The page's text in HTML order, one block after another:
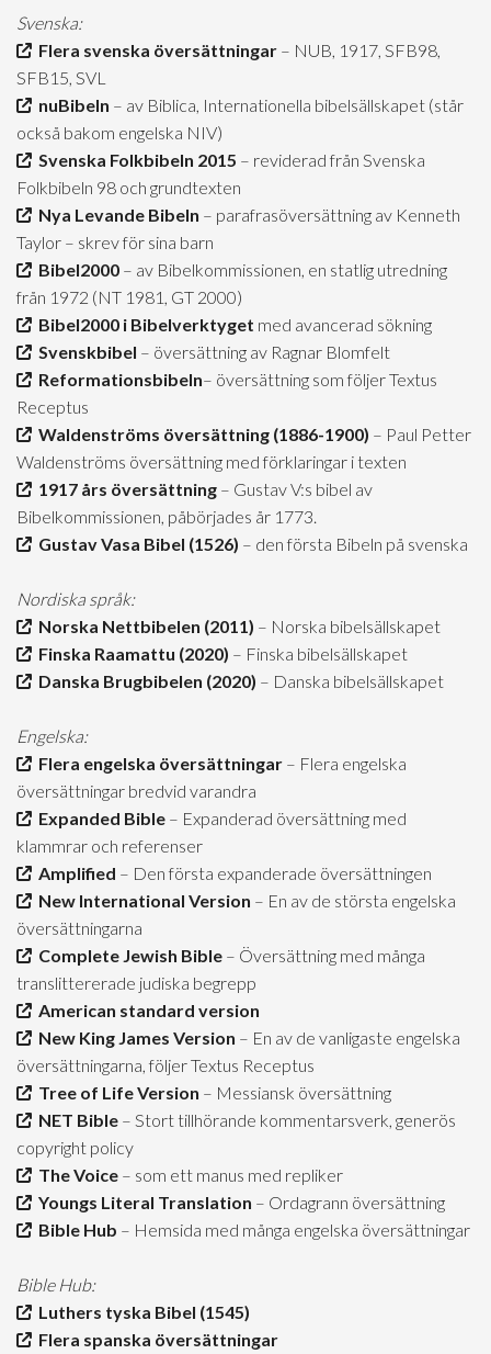
Svenska:
Flera svenska översättningar – NUB, 1917, SFB98,
SFB15, SVL
nuBibeln – av Biblica, Internationella bibelsällskapet (står
också bakom engelska NIV)
Svenska Folkbibeln 2015 – reviderad från Svenska
Folkbibeln 98 och grundtexten
Nya Levande Bibeln – parafrasöversättning av Kenneth
Taylor – skrev för sina barn
Bibel2000 – av Bibelkommissionen, en statlig utredning
från 1972 (NT 1981, GT 2000)
Bibel2000 i Bibelverktyget med avancerad sökning
Svenskbibel – översättning av Ragnar Blomfelt
Reformationsbibeln– översättning som följer Textus
Receptus
Waldenströms översättning (1886-1900) – Paul Petter
Waldenströms översättning med förklaringar i texten
1917 års översättning – Gustav V:s bibel av
Bibelkommissionen, påbörjades år 1773.
Gustav Vasa Bibel (1526) – den första Bibeln på svenska
Nordiska språk:
Norska Nettbibelen (2011) – Norska bibelsällskapet
Finska Raamattu (2020) – Finska bibelsällskapet
Danska Brugbibelen (2020) – Danska bibelsällskapet
Engelska:
Flera engelska översättningar – Flera engelska
översättningar bredvid varandra
Expanded Bible – Expanderad översättning med
klammrar och referenser
Amplified – Den första expanderade översättningen
New International Version – En av de största engelska
översättningarna
Complete Jewish Bible – Översättning med många
translittererade judiska begrepp
American standard version
New King James Version – En av de vanligaste engelska
översättningarna, följer Textus Receptus
Tree of Life Version – Messiansk översättning
NET Bible – Stort tillhörande kommentarsverk, generös
copyright policy
The Voice – som ett manus med repliker
Youngs Literal Translation – Ordagrann översättning
Bible Hub – Hemsida med många engelska översättningar
Bible Hub:
Luthers tyska Bibel (1545)
Flera spanska översättningar